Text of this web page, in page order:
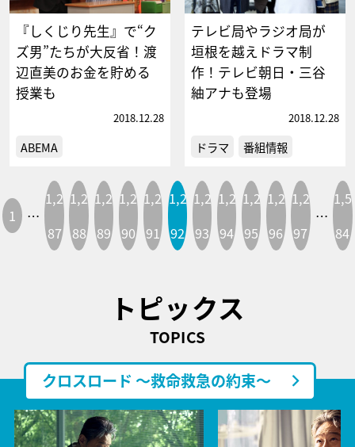
『しくじり先生』で“ク
ズ男”たちが大反省！渡
辺直美のお金を貯める
授業も
2018.12.28
ABEMA
テレビ局やラジオ局が
垣根を越えドラマ制
作！テレビ朝日・三谷
紬アナも登場
2018.12.28
ドラマ 番組情報
1 …
1,2
87
1,2
88
1,2
89
1,2
90
1,2
91
1,2
92
1,2
93
1,2
94
1,2
95
1,2
96
1,2
97
…
1,5
84
トピックス
TOPICS
クロスロード ～救命救急の約束～